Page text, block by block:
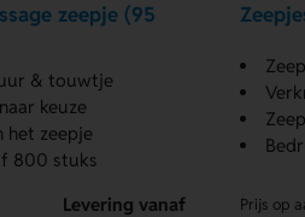
zeepje (95
& touwtje
keuze
het zeepje
800 stuks
Levering vanaf
Prijs op